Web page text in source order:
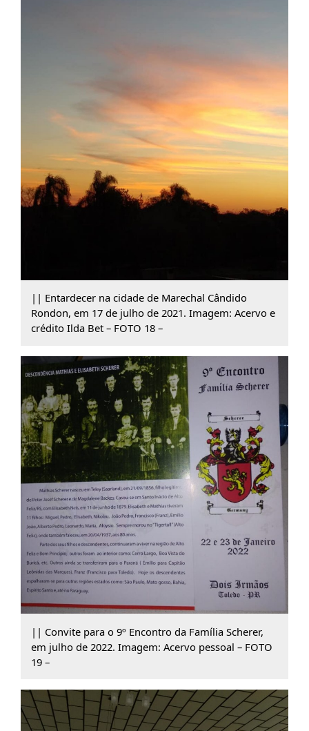
|| Entardecer na cidade de Marechal Cândido
Rondon, em 17 de julho de 2021. Imagem: Acervo e
crédito Ilda Bet – FOTO 18 –
|| Convite para o 9º Encontro da Família Scherer,
em julho de 2022. Imagem: Acervo pessoal – FOTO
19 –